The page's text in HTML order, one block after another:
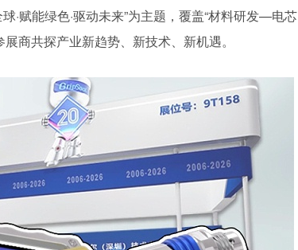
·赋能绿色·驱动未来”为主题，覆盖“材料研发—电芯
商共探产业新趋势、新技术、新机遇。